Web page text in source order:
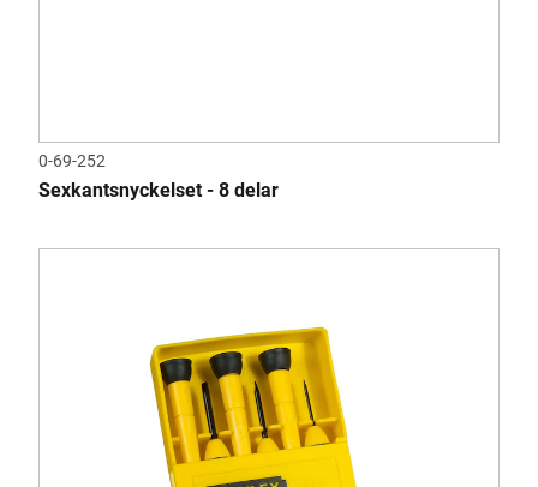
0-69-252
Sexkantsnyckelset - 8 delar